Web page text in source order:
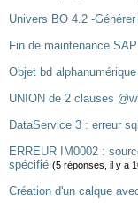
Univers BO 4.2 -
Fin de maintenance
Objet bd
UNION de 2 clauses
DataService 3 : erreur sql
ERREUR IM0002 :
spécifié (5 réponses, il y a
Création d'un calque